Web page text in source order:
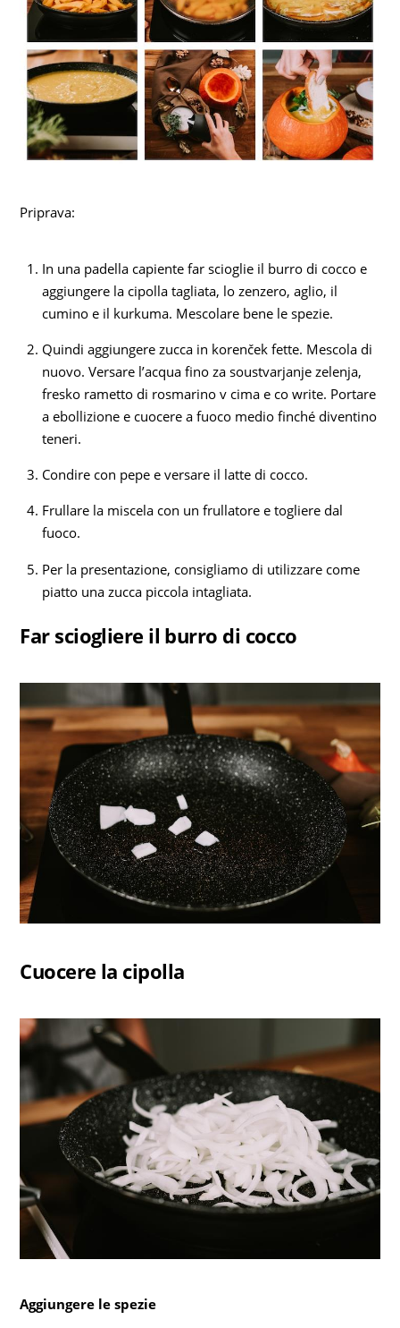
Priprava:
In una padella capiente far scioglie il burro di cocco e
aggiungere la cipolla tagliata, lo zenzero, aglio, il
cumino e il kurkuma. Mescolare bene le spezie.
Quindi aggiungere zucca in korenček fette. Mescola di
nuovo. Versare l’acqua fino za soustvarjanje zelenja,
fresko rametto di rosmarino v cima e co write. Portare
a ebollizione e cuocere a fuoco medio finché diventino
teneri.
Condire con pepe e versare il latte di cocco.
Frullare la miscela con un frullatore e togliere dal
fuoco.
Per la presentazione, consigliamo di utilizzare come
piatto una zucca piccola intagliata.
Far sciogliere il burro di cocco
Cuocere la cipolla
Aggiungere le spezie